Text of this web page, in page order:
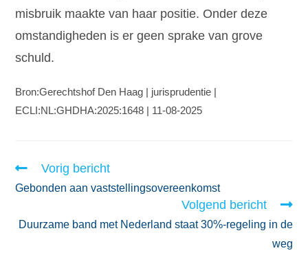
misbruik maakte van haar positie. Onder deze
omstandigheden is er geen sprake van grove
schuld.
Bron:Gerechtshof Den Haag | jurisprudentie |
ECLI:NL:GHDHA:2025:1648 | 11-08-2025
Vorig bericht
Gebonden aan vaststellingsovereenkomst
Volgend bericht
Duurzame band met Nederland staat 30%-regeling in de
weg